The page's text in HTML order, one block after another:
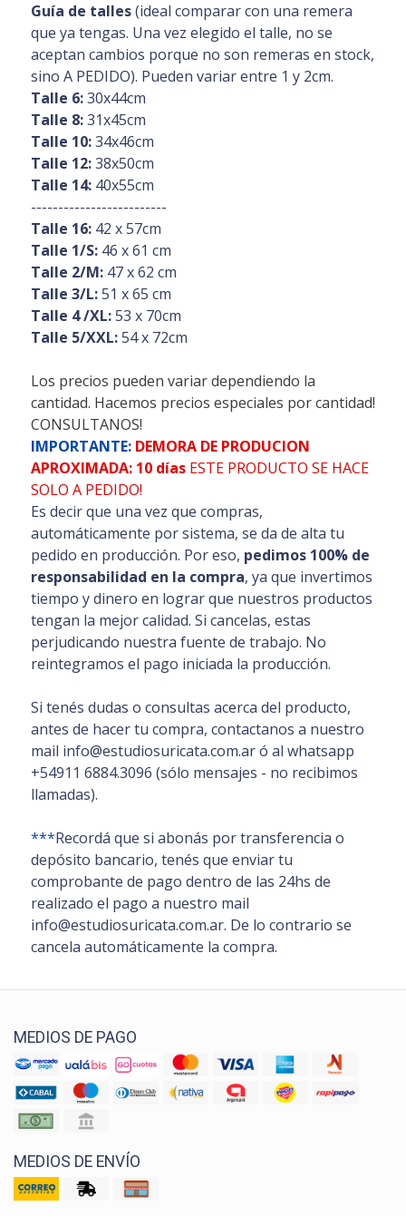
Guía de talles(ideal comparar con una remera
que ya tengas. Una vez elegido el talle, no se
aceptan cambios porque no son remeras en stock,
sino A PEDIDO). Pueden variar entre 1 y 2cm.
Talle 6:30x44cm
Talle 8:31x45cm
Talle 10:34x46cm
Talle 12:38x50cm
Talle 14:40x55cm
-------------------------
Talle 16:42 x 57cm
Talle 1/S:46 x 61 cm
Talle 2/M:47 x 62 cm
Talle 3/L:51 x 65 cm
Talle 4 /XL:53 x 70cm
Talle 5/XXL:54 x 72cm
Los precios pueden variar dependiendo la
cantidad. Hacemos precios especiales por cantidad!
CONSULTANOS!
IMPORTANTE: DEMORA DE PRODUCION
APROXIMADA: 10 días ESTE PRODUCTO SE HACE
SOLO A PEDIDO!
Es decir que una vez que compras,
automáticamente por sistema, se da de alta tu
pedido en producción. Por eso, pedimos 100% de
responsabilidad en la compra, ya que invertimos
tiempo y dinero en lograr que nuestros productos
tengan la mejor calidad. Si cancelas, estas
perjudicando nuestra fuente de trabajo. No
reintegramos el pago iniciada la producción.
Si tenés dudas o consultas acerca del producto,
antes de hacer tu compra, contactanos a nuestro
mail info@estudiosuricata.com.ar ó al whatsapp
+54911 6884.3096 (sólo mensajes - no recibimos
llamadas).
***Recordá que si abonás por transferencia o
depósito bancario, tenés que enviar tu
comprobante de pago dentro de las 24hs de
realizado el pago a nuestro mail
info@estudiosuricata.com.ar. De lo contrario se
cancela automáticamente la compra.
MEDIOS DE PAGO
MEDIOS DE ENVÍO